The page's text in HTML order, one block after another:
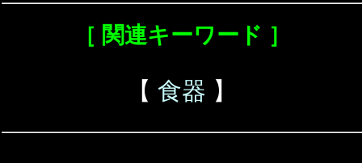
［ 関連キーワード ］
【 食器 】